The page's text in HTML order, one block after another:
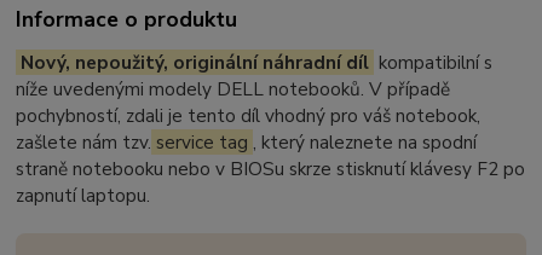
Informace o produktu
Nový, nepoužitý, originální náhradní díl kompatibilní s
níže uvedenými modely DELL notebooků. V případě
pochybností, zdali je tento díl vhodný pro váš notebook,
zašlete nám tzv. service tag , který naleznete na spodní
straně notebooku nebo v BIOSu skrze stisknutí klávesy F2 po
zapnutí laptopu.